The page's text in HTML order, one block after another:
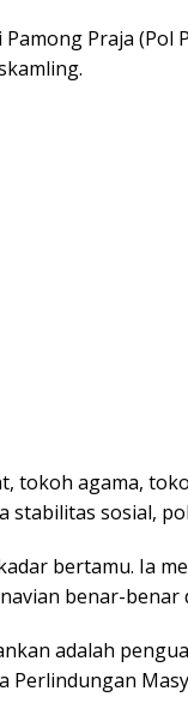
Praja
tokoh agama,
sosial,
bertamu. Ia
benar-benar
adalah
Perlindungan